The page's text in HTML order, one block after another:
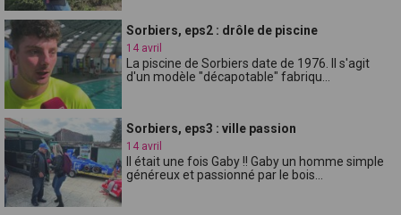
Sorbiers, eps2 : drôle de piscine
14 avril
La piscine de Sorbiers date de 1976. Il s'agit
d'un modèle "décapotable" fabriqu...
Sorbiers, eps3 : ville passion
14 avril
Il était une fois Gaby !! Gaby un homme simple
généreux et passionné par le bois...